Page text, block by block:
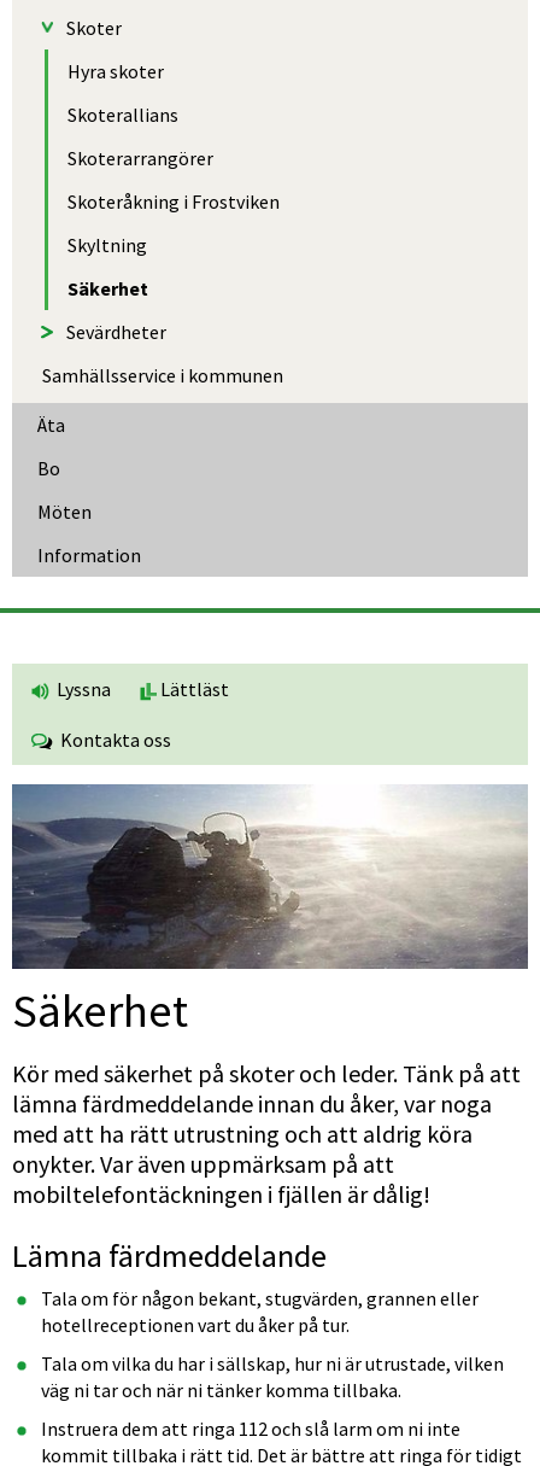
Skoter
Hyra skoter
Skoterallians
Skoter­arrangörer
Skoteråkning i Frostviken
Skyltning
Säkerhet
Sevärdheter
Samhällsservice i kommunen
Äta
Bo
Möten
Information
Lyssna Lättläst
Kontakta oss
Säkerhet
Kör med säkerhet på skoter och leder. Tänk på att
lämna färdmeddelande innan du åker, var noga
med att ha rätt utrustning och att aldrig köra
onykter. Var även uppmärksam på att
mobiltelefontäckningen i fjällen är dålig!
Lämna färdmeddelande
Tala om för någon bekant, stugvärden, grannen eller
hotellreceptionen vart du åker på tur.
Tala om vilka du har i sällskap, hur ni är utrustade, vilken
väg ni tar och när ni tänker komma tillbaka.
Instruera dem att ringa 112 och slå larm om ni inte
kommit tillbaka i rätt tid. Det är bättre att ringa för tidigt